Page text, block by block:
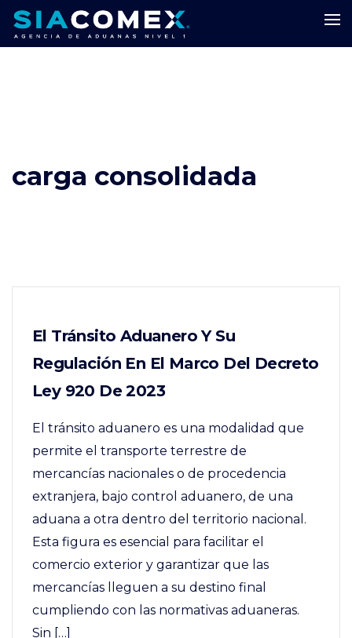
carga consolidada
El Tránsito Aduanero Y Su
Regulación En El Marco Del Decreto
Ley 920 De 2023
El tránsito aduanero es una modalidad que
permite el transporte terrestre de
mercancías nacionales o de procedencia
extranjera, bajo control aduanero, de una
aduana a otra dentro del territorio nacional.
Esta figura es esencial para facilitar el
comercio exterior y garantizar que las
mercancías lleguen a su destino final
cumpliendo con las normativas aduaneras.
Sin […]